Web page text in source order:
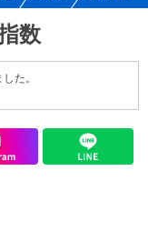
数
た。